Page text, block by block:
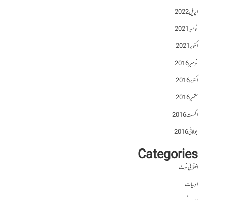
اپریل 2022
نومبر 2021
اکتوبر 2021
نومبر 2016
اکتوبر 2016
ستمبر 2016
اگست 2016
جولائی 2016
Categories
اختلافی نوٹ
ادبیات